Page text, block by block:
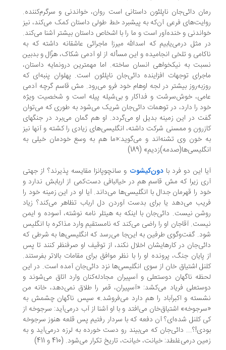
دائی‌جان ناپلئون داستانی‌ است‌ روان‌، خواندنی و سرگرم‌کننده.
فرعی آن‌که به پیشبرد خط طولی داستان کمک می‌کند‌، نیز‌
و خنده‌آور است و ما را با اشخاص داستان بیشتر آشنا می‌کند.
مثل درمی‌یابیم که اسدالله میرزا ماجرائی عاشقانه داشته که به
و تلخی انجامیده و این مسأله از‌ او‌ آدمی شکاک، هزّال و بدبین
به نیکخواهی‌ انسان‌ ساخته‌. اما مهمترین درونمایه داستان،
توجهات افزاینده‌ دائی‌جان‌ ناپلئون است. پهلوان پنبه‌ای که
بیشتر در لجه اوهام خود فرو می‌رود‌. مش قاسم‌ گرچه آدمی
خوش‌سرشت و فداکار‌ و بی‌شیله‌ پیله است‌ و شخصیت‌ ویژه‌
را دارد، در توهمات دائی‌جان‌ شریک‌ می‌شود به طوری که می‌توان
در این زمینه بدیل او می‌گردد‌. او‌ هم گمان می‌برد در جنگهای
و ممسنی شرکت داشته، انگلیسی‌های‌ زیادی‌ را کشته و آنها نیز
خون‌ وی تشنه‌اند و می‌گوید:«ما هم به وسع خودمان خیلی به
(189‌)
این دو فرد با‌ دون‌کیشوت‌و سانچوپانزا‌ مقایسه پذیرند؟ از جهتی
زیرا‌ که مش قاسم هم در‌ خیالبافی‌ دست‌کمی از اربابش ندارد و
را قهرمان جدال با انگلیسی‌ها می‌داند. آیا او در‌ این‌ زمینه خود را
می‌دهد یا‌ برای‌ بدست آوردن‌ دل‌ ارباب‌ تظاهر می‌کند؟ زیاد
نیست. دائی‌جان‌ با اینکه به هیتلر نامه نوشته، آسوده و ایمن
آقاجان او را راضی می‌کند که‌ نامستقیم‌ وارد مذاکره با انگلیس
گفت‌وگوی‌ طرفین‌ به‌ این‌جا‌ می‌رسد‌ که انگلیسی‌ها به‌ شرطی‌ که
در کارهایشان اخلال نکند، از توقیف او صرفنظر کنند تا پس
پایان جنگ‌، پرونده‌ او‌ را با نظر موافق برای مقامات بالاتر‌ بفرستند‌.
اشتیاق‌ خان‌ از‌ سوی انگلیسی‌ها نزد دائی‌جان آمده است. در این
ناگهان دوستعلی و آسپیران مجادله‌کنان وارد اتاق می‌شوند و
فریاد می‌کشد: «آسپیران، قمر را طلاق نمی‌دهد، خانه من
و اکبرآباد را هم دارد می‌فروشد.» سپس ناگهان چشمش به
اشتیاق‌خان می‌افتد و با او آشنا از آب درمی‌آید: سرجوخه از
کلنل شده‌ای؟ آن دفعه که با سردار رفتیم پس قلعه هنوز‌ سرجوخه‌
دائی‌جان که می‌بیند رو دست خورده به لرزه درمی‌آید و به
درمی‌غلطد: خیانت، خیانت، تاریخ تکرار می‌شود. (410 و 411)